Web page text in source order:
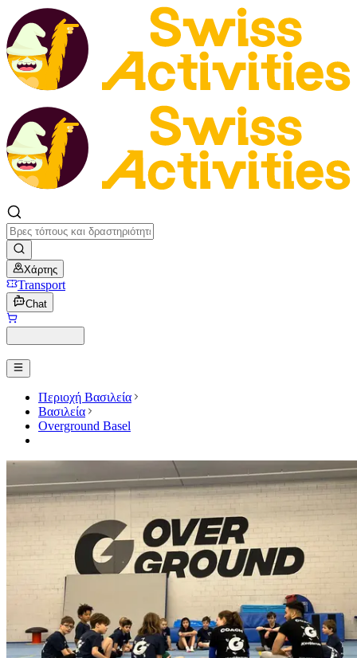
Χάρτης
Transport
Chat
Περιοχή Βασιλεία
Βασιλεία
Overground Basel